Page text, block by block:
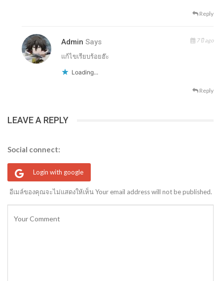
Reply
Admin Says 7 ปี ago
แก้ไขเรียบร้อยฮ๊ะ
Loading...
Reply
LEAVE A REPLY
Social connect:
Login with google
อีเมล์ของคุณจะไม่แสดงให้เห็น Your email address will not be published.